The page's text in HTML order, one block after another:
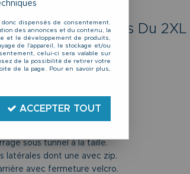
Bain Kaki Abraxas Du 2XL
€TTC
sous tunnel à la taille.
latérales dont une avec zip.
avec fermeture velcro.
dispensés de consentement.
des annonces et du contenu, la
et le développement de produits,
de l'appareil, le stockage et/ou
celui-ci sera valable sur
de la possibilité de retirer votre
de la page. Pour en savoir plus,
ACCEPTER TOUT